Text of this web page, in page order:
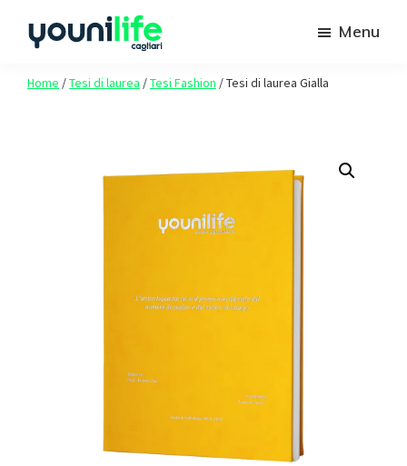
principale
Life
Menu
Home /Tesi di laurea /Tesi Fashion /Tesi di laurea Gialla